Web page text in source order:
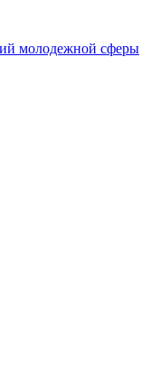
молодежной сферы